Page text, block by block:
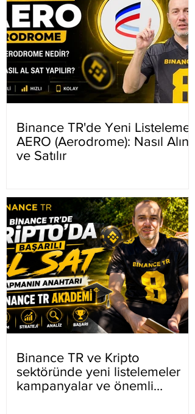
Binance TR'de Yeni Listeleme
AERO (Aerodrome): Nasıl Alınır
ve Satılır
Binance TR ve Kripto
sektöründe yeni listelemeler
kampanyalar ve önemli